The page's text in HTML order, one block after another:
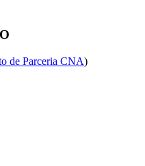
de Parceria CNA)